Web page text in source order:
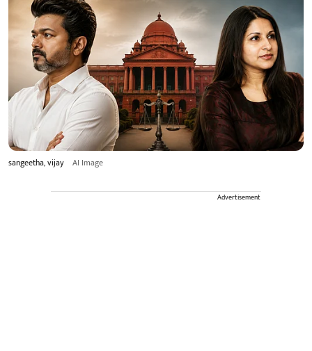
sangeetha, vijay AI Image
Advertisement